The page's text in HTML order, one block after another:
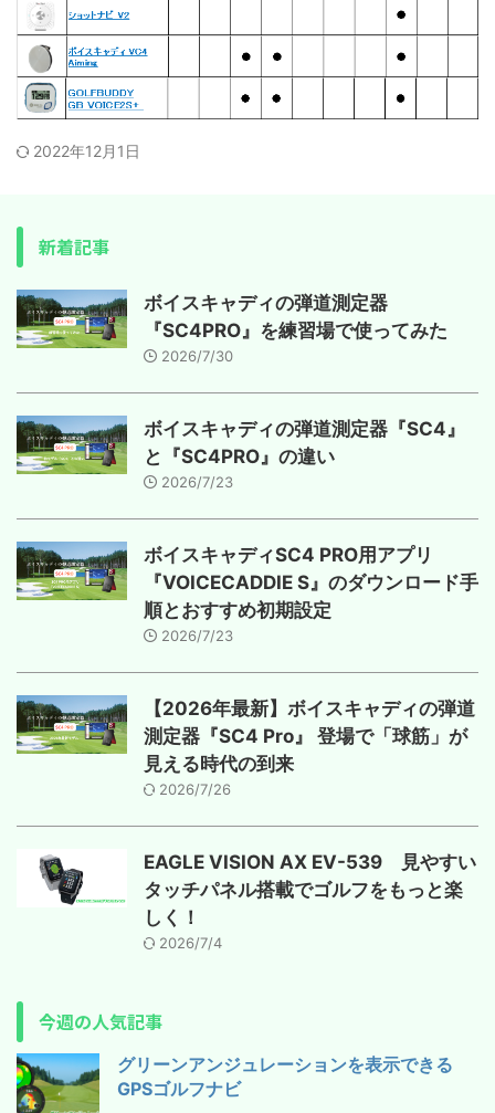
2022年12月1日
新着記事
ボイスキャディの弾道測定器
『SC4PRO』を練習場で使ってみた
2026/7/30
ボイスキャディの弾道測定器『SC4』
と『SC4PRO』の違い
2026/7/23
ボイスキャディSC4 PRO用アプリ
『VOICECADDIE S』のダウンロード手
順とおすすめ初期設定
2026/7/23
【2026年最新】ボイスキャディの弾道
測定器『SC4 Pro』 登場で「球筋」が
見える時代の到来
2026/7/26
EAGLE VISION AX EV-539 見やすい
タッチパネル搭載でゴルフをもっと楽
しく！
2026/7/4
今週の人気記事
グリーンアンジュレーションを表示できる
GPSゴルフナビ